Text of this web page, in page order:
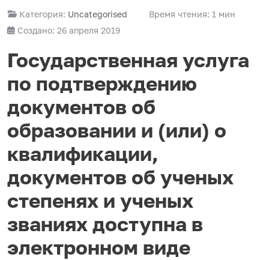
Категория: Uncategorised
Время чтения: 1 мин
Создано: 26 апреля 2019
Государственная услуга
по подтверждению
документов об
образовании и (или) о
квалификации,
документов об ученых
степенях и ученых
званиях доступна в
электронном виде